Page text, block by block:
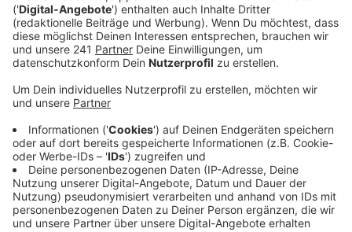
Stadt. Rund 50 Personen werden zurzeit gesucht.
Veröffentlicht:Dienstag, 23.09.2025 12:47
Erfrischungsgeld und Link
Anzeige
Alle Helfenden bekommen ein sogenanntes